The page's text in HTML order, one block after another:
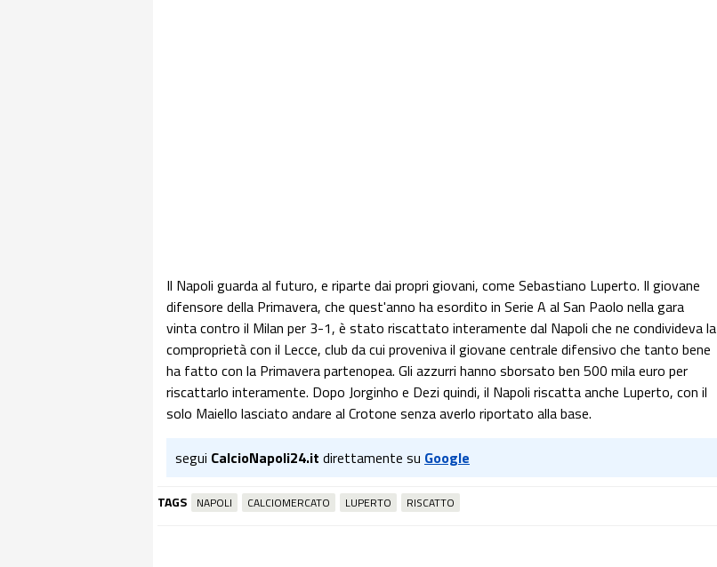
Il Napoli guarda al futuro, e riparte dai propri giovani, come Sebastiano Luperto. Il giovane
difensore della Primavera, che quest'anno ha esordito in Serie A al San Paolo nella gara
vinta contro il Milan per 3-1, è stato riscattato interamente dal Napoli che ne condivideva la
comproprietà con il Lecce, club da cui proveniva il giovane centrale difensivo che tanto bene
ha fatto con la Primavera partenopea. Gli azzurri hanno sborsato ben 500 mila euro per
riscattarlo interamente. Dopo Jorginho e Dezi quindi, il Napoli riscatta anche Luperto, con il
solo Maiello lasciato andare al Crotone senza averlo riportato alla base.
segui CalcioNapoli24.it direttamente su Google
TAGS NAPOLI CALCIOMERCATO LUPERTO RISCATTO